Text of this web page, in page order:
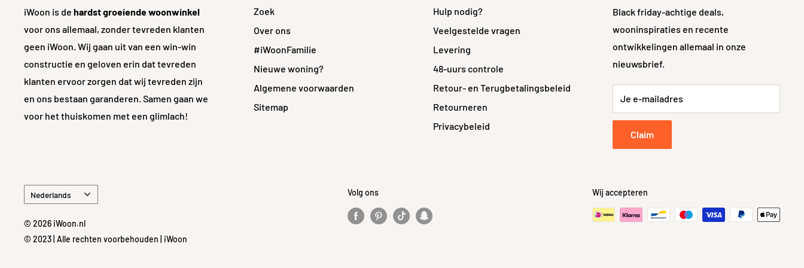
iWoon is de hardst groeiende woonwinkel
voor ons allemaal, zonder tevreden klanten
geen iWoon. Wij gaan uit van een win-win
constructie en geloven erin dat tevreden
klanten ervoor zorgen dat wij tevreden zijn
en ons bestaan garanderen. Samen gaan we
voor het thuiskomen met een glimlach!
Zoek
Over ons
#iWoonFamilie
Nieuwe woning?
Algemene voorwaarden
Sitemap
Hulp nodig?
Veelgestelde vragen
Levering
48-uurs controle
Retour- en Terugbetalingsbeleid
Retourneren
Privacybeleid
Black friday-achtige deals,
wooninspiraties en recente
ontwikkelingen allemaal in onze
nieuwsbrief.
Je e-mailadres
Claim
Taal
Nederlands
© 2026 iWoon.nl
© 2023 | Alle rechten voorbehouden | iWoon
Volg ons Wij accepteren